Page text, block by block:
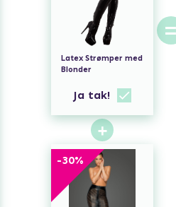
Latex Strømper med
Blonder
Ja tak!
+
-30%